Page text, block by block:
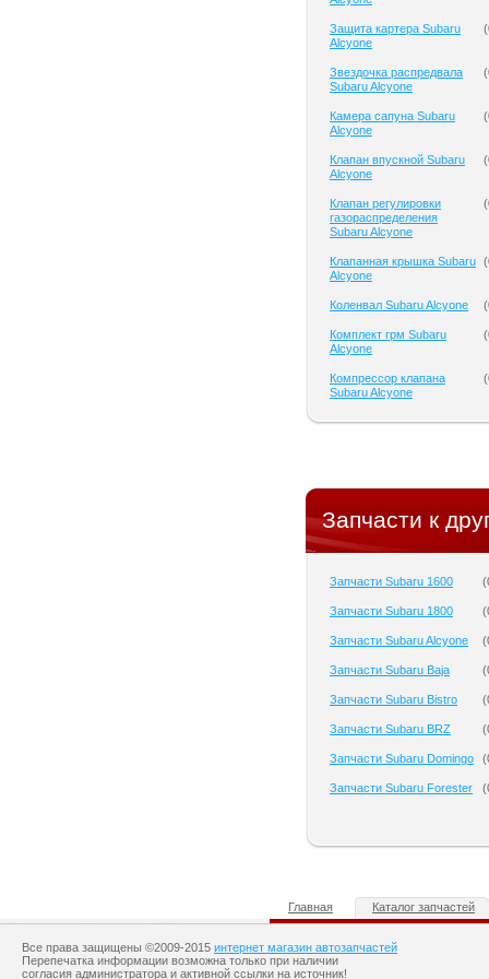
Защита картера Subaru
Alcyone
(
Звездочка распредвала
Subaru Alcyone
(
Камера сапуна Subaru
Alcyone
(
Клапан впускной Subaru
Alcyone
(
Клапан регулировки
газораспределения
Subaru Alcyone
(
Клапанная крышка Subaru
Alcyone
(
Коленвал Subaru Alcyone (
Комплект грм Subaru
Alcyone
(
Компрессор клапана
Subaru Alcyone
(
Запчасти к
Запчасти Subaru 1600 (
Запчасти Subaru 1800 (
Запчасти Subaru Alcyone (
Запчасти Subaru Baja (
Запчасти Subaru Bistro (
Запчасти Subaru BRZ (
Запчасти Subaru Domingo (
Запчасти Subaru Forester (
Главная Каталог запчастей
Все права защищены ©2009-2015 интернет магазин автозапчастей
Перепечатка информации возможна только при наличии
согласия администратора и активной ссылки на источник!